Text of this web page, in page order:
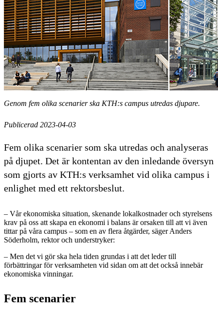
Genom fem olika scenarier ska KTH:s campus utredas djupare.
Publicerad 2023-04-03
Fem olika scenarier som ska utredas och analyseras
på djupet. Det är kontentan av den inledande översyn
som gjorts av KTH:s verksamhet vid olika campus i
enlighet med ett rektorsbeslut.
– Vår ekonomiska situation, skenande lokalkostnader och styrelsens
krav på oss att skapa en ekonomi i balans är orsaken till att vi även
tittar på våra campus – som en av flera åtgärder, säger Anders
Söderholm, rektor och understryker:
– Men det vi gör ska hela tiden grundas i att det leder till
förbättringar för verksamheten vid sidan om att det också innebär
ekonomiska vinningar.
Fem scenarier